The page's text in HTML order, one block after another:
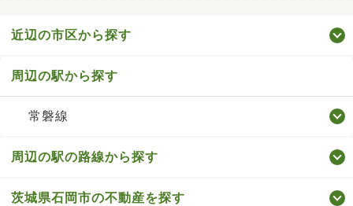
近辺の市区から探す
周辺の駅から探す
常磐線
周辺の駅の路線から探す
茨城県石岡市の不動産を探す